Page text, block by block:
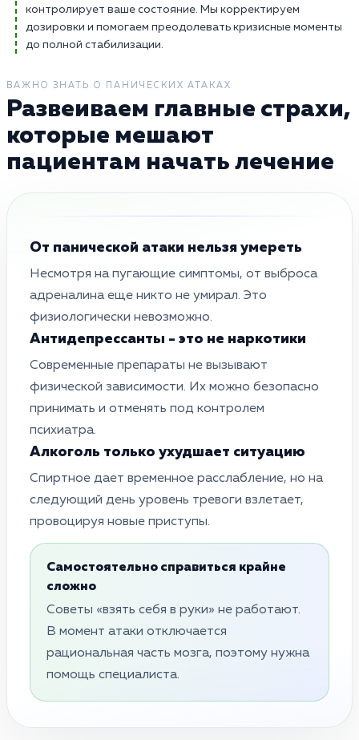
контролирует ваше состояние. Мы корректируем
дозировки и помогаем преодолевать кризисные моменты
до полной стабилизации.
ВАЖНО ЗНАТЬ О ПАНИЧЕСКИХ АТАКАХ
Развеиваем главные страхи,
которые мешают
пациентам начать лечение
От панической атаки нельзя умереть
Несмотря на пугающие симптомы, от выброса
адреналина еще никто не умирал. Это
физиологически невозможно.
Антидепрессанты - это не наркотики
Современные препараты не вызывают
физической зависимости. Их можно безопасно
принимать и отменять под контролем
психиатра.
Алкоголь только ухудшает ситуацию
Спиртное дает временное расслабление, но на
следующий день уровень тревоги взлетает,
провоцируя новые приступы.
Самостоятельно справиться крайне
сложно
Советы «взять себя в руки» не работают.
В момент атаки отключается
рациональная часть мозга, поэтому нужна
помощь специалиста.